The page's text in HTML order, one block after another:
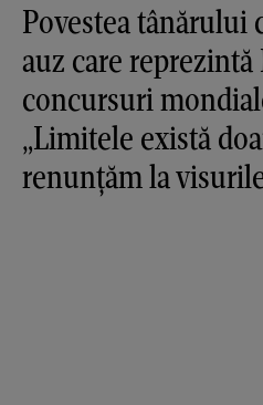
Povestea tânărului
auz care reprezintă
concursuri
„Limitele există
renunțăm la